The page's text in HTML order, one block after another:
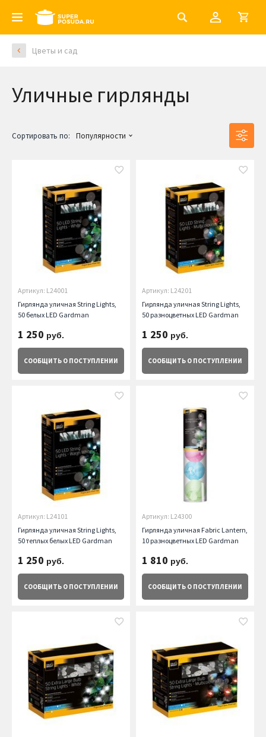
Цветы и сад
Уличные гирлянды
Сортировать по: Популярности
Артикул: L24001
Гирлянда уличная String Lights,
50 белых LED Gardman
1 250 руб.
СООБЩИТЬ О ПОСТУПЛЕНИИ
Артикул: L24201
Гирлянда уличная String Lights,
50 разноцветных LED Gardman
1 250 руб.
СООБЩИТЬ О ПОСТУПЛЕНИИ
Артикул: L24101
Гирлянда уличная String Lights,
50 теплых белых LED Gardman
1 250 руб.
СООБЩИТЬ О ПОСТУПЛЕНИИ
Артикул: L24300
Гирлянда уличная Fabric Lantern,
10 разноцветных LED Gardman
1 810 руб.
СООБЩИТЬ О ПОСТУПЛЕНИИ